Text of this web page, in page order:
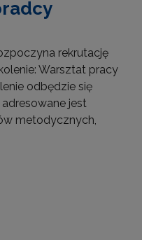
rekrutację
Warsztat pracy
odbędzie się
jest
metodycznych,